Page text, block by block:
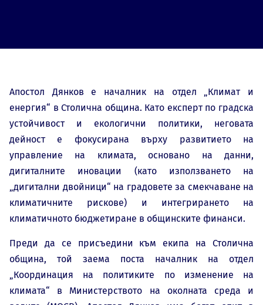
Апостол Дянков е началник на отдел „Климат и
енергия“ в Столична община. Като експерт по градска
устойчивост и екологични политики, неговата
дейност е фокусирана върху развитието на
управление на климата, основано на данни,
дигиталните иновации (като използването на
„дигитални двойници“ на градовете за смекчаване на
климатичните рискове) и интегрирането на
климатичното бюджетиране в общинските финанси.
Преди да се присъедини към екипа на Столична
община, той заема поста началник на отдел
„Координация на политиките по изменение на
климата“ в Министерството на околната среда и